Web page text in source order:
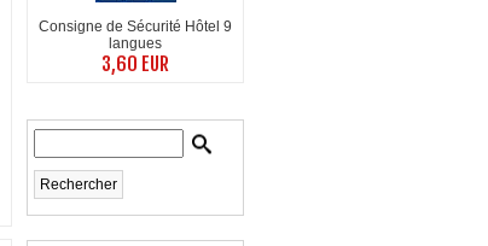
Consigne de Sécurité Hôtel 9
langues
3,60 EUR